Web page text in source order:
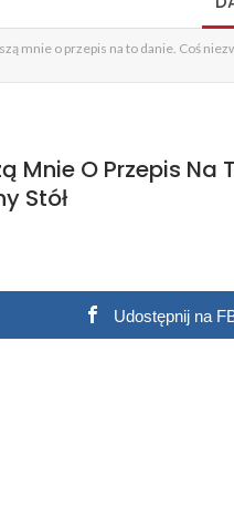
mnie o przepis na to danie. Coś
Mnie O Przepis Na
Stół
Udostępnij na